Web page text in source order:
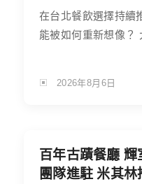
在台北餐飲選擇持續
能被如何重新想像？
2026年8月6日
百年古蹟餐廳
團隊進駐 米其